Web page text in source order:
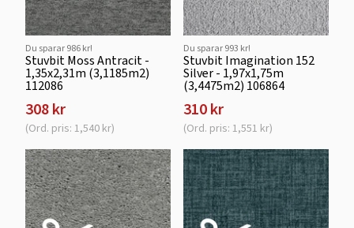
Du sparar 986 kr!
Stuvbit Moss Antracit -
1,35x2,31m (3,1185m2)
112086
308 kr
(Ord. pris: 1,540 kr)
Du sparar 993 kr!
Stuvbit Imagination 152
Silver - 1,97x1,75m
(3,4475m2) 106864
310 kr
(Ord. pris: 1,551 kr)